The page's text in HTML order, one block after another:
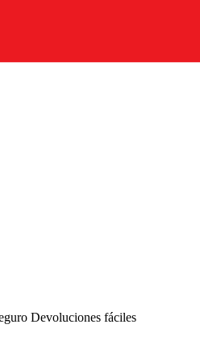
Devoluciones fáciles